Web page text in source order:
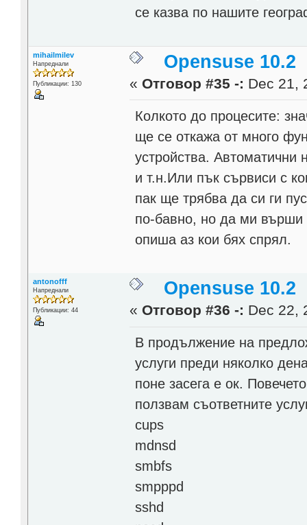
се казва по нашите
mihailmilev
Напреднали
Публикации: 130
Opensuse 10.2
« Отговор #35 -: Dec 21,
Колкото до процесите:
ще се откажа от много
устройства. Автоматични
и т.н.Или пък сървиси с
пак ще трябва да си ги
по-бавно, но да ми върши
опиша аз кои бях спрял.
antonofff
Напреднали
Публикации: 44
Opensuse 10.2
« Отговор #36 -: Dec 22,
В продължение на
услуги преди няколко
поне засега е ок.
ползвам съответните
cups
mdnsd
smbfs
smpppd
sshd